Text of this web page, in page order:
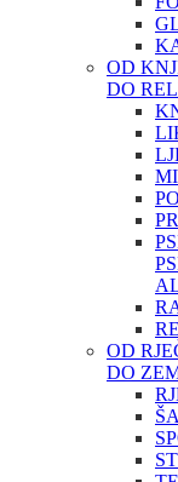
OD
DO
OD
DO